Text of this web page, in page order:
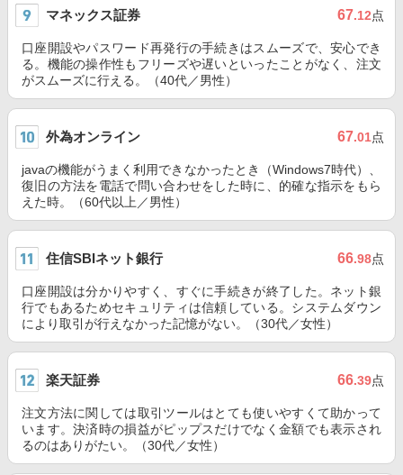
マネックス証券 67.12点
口座開設やパスワード再発行の手続きはスムーズで、安心でき
る。機能の操作性もフリーズや遅いといったことがなく、注文
がスムーズに行える。（40代／男性）
外為オンライン 67.01点
javaの機能がうまく利用できなかったとき（Windows7時代）、
復旧の方法を電話で問い合わせをした時に、的確な指示をもら
えた時。（60代以上／男性）
住信SBIネット銀行 66.98点
口座開設は分かりやすく、すぐに手続きが終了した。ネット銀
行でもあるためセキュリティは信頼している。システムダウン
により取引が行えなかった記憶がない。（30代／女性）
楽天証券 66.39点
注文方法に関しては取引ツールはとても使いやすくて助かって
います。決済時の損益がピップスだけでなく金額でも表示され
るのはありがたい。（30代／女性）